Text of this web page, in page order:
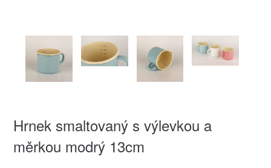
Hrnek smaltovaný s výlevkou a
měrkou modrý 13cm